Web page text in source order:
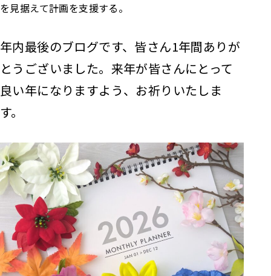
を見据えて計画を支援する。
年内最後のブログです、皆さん1年間ありが
とうございました。 来年が皆さんにとって
良い年になりますよう、お祈りいたしま
す。